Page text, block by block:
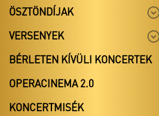
ÖSZTÖNDÍJAK
VERSENYEK
BÉRLETEN KÍVÜLI KONCERTEK
OPERACINEMA 2.0
KONCERTMISÉK